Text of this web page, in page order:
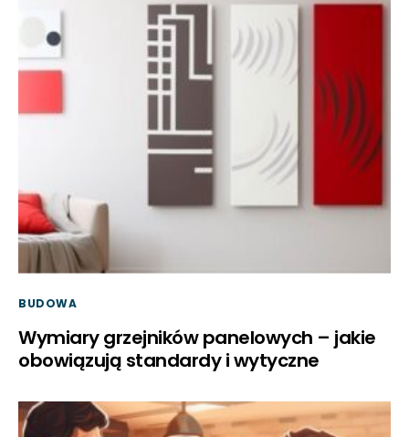
BUDOWA
Wymiary grzejników panelowych – jakie
obowiązują standardy i wytyczne